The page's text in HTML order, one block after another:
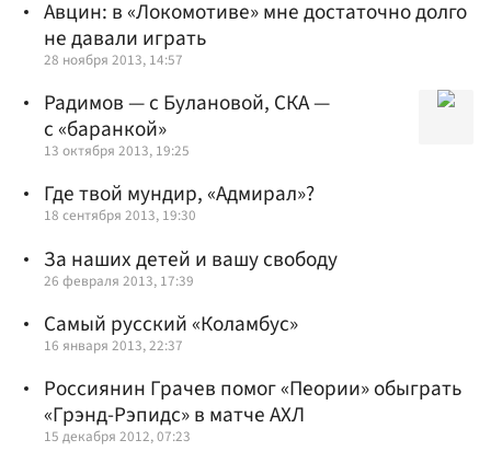
Авцин: в «Локомотиве» мне достаточно долго
не давали играть
28 ноября 2013, 14:57
Радимов — с Булановой, СКА —
с «баранкой»
13 октября 2013, 19:25
Где твой мундир, «Адмирал»?
18 сентября 2013, 19:30
За наших детей и вашу свободу
26 февраля 2013, 17:39
Самый русский «Коламбус»
16 января 2013, 22:37
Россиянин Грачев помог «Пеории» обыграть
«Грэнд-Рэпидс» в матче АХЛ
15 декабря 2012, 07:23